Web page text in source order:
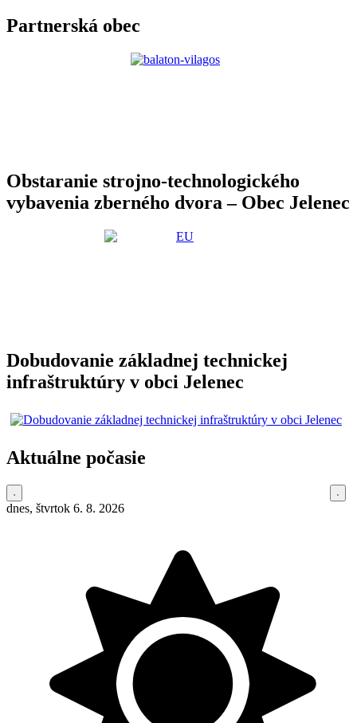
Partnerská obec
Obstaranie strojno-technologického
vybavenia zberného dvora – Obec Jelenec
Dobudovanie základnej technickej
infraštruktúry v obci Jelenec
Aktuálne počasie
dnes, štvrtok 6. 8. 2026